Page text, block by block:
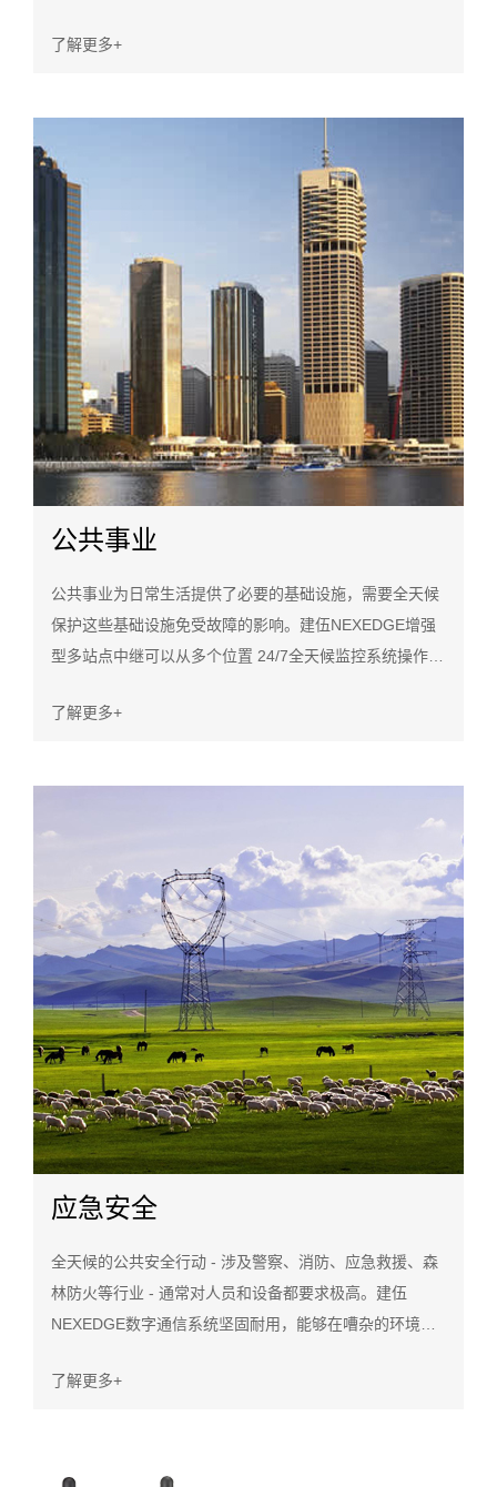
电系列还包括内置GPS的型号，可实现基于GPS的大众运
了解更多+
公共事业
公共事业为日常生活提供了必要的基础设施，需要全天候
保护这些基础设施免受故障的影响。建伍NEXEDGE增强
型多站点中继可以从多个位置 24/7全天候监控系统操作。
部署，为工作人员提供重要支持，以确保不间断的公共事
了解更多+
应急安全
全天候的公共安全行动 - 涉及警察、消防、应急救援、森
林防火等行业 - 通常对人员和设备都要求极高。建伍
NEXEDGE数字通信系统坚固耐用，能够在嘈杂的环境中
强安全性。
了解更多+